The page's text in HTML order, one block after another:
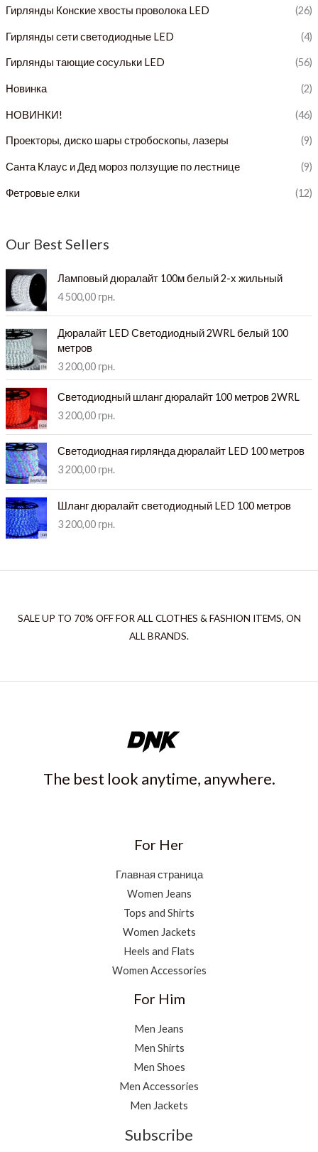
Гирлянды Конские хвосты проволока LED (26)
Гирлянды сети светодиодные LED (4)
Гирлянды тающие сосульки LED (56)
Новинка (2)
НОВИНКИ! (46)
Проекторы, диско шары стробоскопы, лазеры (9)
Санта Клаус и Дед мороз ползущие по лестнице (9)
Фетровые елки (12)
Our Best Sellers
Ламповый дюралайт 100м белый 2-х жильный
4 500,00 грн.
Дюралайт LED Светодиодный 2WRL белый 100
метров
3 200,00 грн.
Светодиодный шланг дюралайт 100 метров 2WRL
3 200,00 грн.
Светодиодная гирлянда дюралайт LED 100 метров
3 200,00 грн.
Шланг дюралайт светодиодный LED 100 метров
3 200,00 грн.
SALE UP TO 70% OFF FOR ALL CLOTHES & FASHION ITEMS, ON
ALL BRANDS.
The best look anytime, anywhere.
For Her
Главная страница
Women Jeans
Tops and Shirts
Women Jackets
Heels and Flats
Women Accessories
For Him
Men Jeans
Men Shirts
Men Shoes
Men Accessories
Men Jackets
Subscribe